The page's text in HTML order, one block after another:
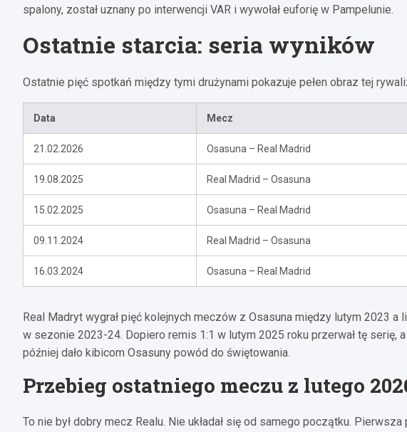
spalony, został uznany po interwencji VAR i wywołał euforię w Pampelunie.
Ostatnie starcia: seria wyników
Ostatnie pięć spotkań między tymi drużynami pokazuje pełen obraz tej
Data Mecz
21.02.2026 Osasuna – Real Madrid
19.08.2025 Real Madrid – Osasuna
15.02.2025 Osasuna – Real Madrid
09.11.2024 Real Madrid – Osasuna
16.03.2024 Osasuna – Real Madrid
Real Madryt wygrał pięć kolejnych meczów z Osasuna między lutym 2023
w sezonie 2023-24. Dopiero remis 1:1 w lutym 2025 roku przerwał tę serię,
później dało kibicom Osasuny powód do świętowania.
Przebieg ostatniego meczu z lutego
To nie był dobry mecz Realu. Nie układał się od samego początku. Pierwsza